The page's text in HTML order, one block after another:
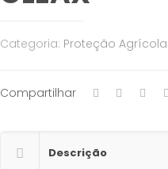
Categoria: Proteção Agrícola
Compartilhar
Descrição